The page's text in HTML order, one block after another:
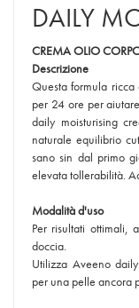
DAILY
CREMA OLIO
Descrizione
Questa formula
per 24 ore per
daily moisturising
naturale equilibrio
sano sin dal primo
elevata tollerabilità.
Modalità d'uso
Per risultati ottimali,
doccia.
Utilizza Aveeno
per una pelle ancora